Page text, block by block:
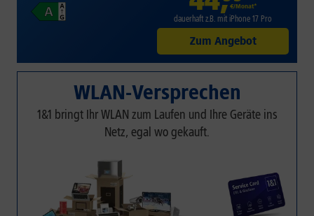
€/Monat*
dauerhaft z.B. mit iPhone 17 Pro
Zum Angebot
WLAN-Versprechen
1&1 bringt Ihr WLAN zum Laufen und Ihre Geräte ins
Netz, egal wo gekauft.